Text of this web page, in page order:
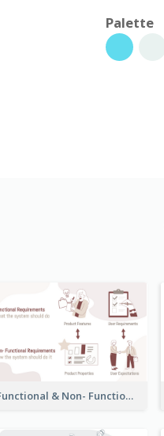
Palette
Functional & Non- Functional Requirements Illustration